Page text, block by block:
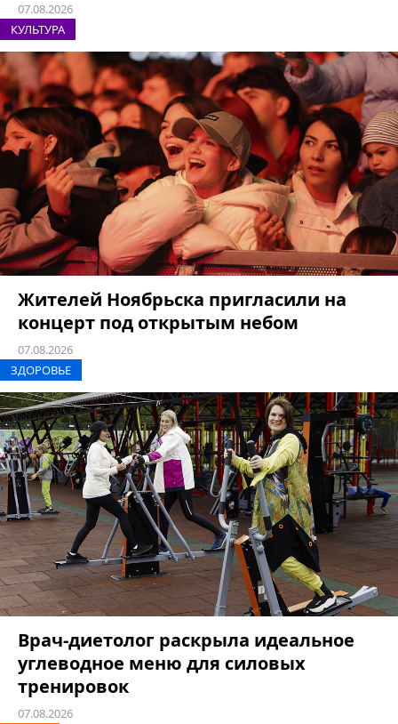
07.08.2026
КУЛЬТУРА
Жителей Ноябрьска пригласили на
концерт под открытым небом
07.08.2026
ЗДОРОВЬЕ
Врач-диетолог раскрыла идеальное
углеводное меню для силовых
тренировок
07.08.2026